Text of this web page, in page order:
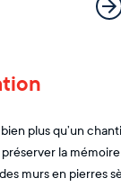
plus qu’un
la mémoire
murs en pierres